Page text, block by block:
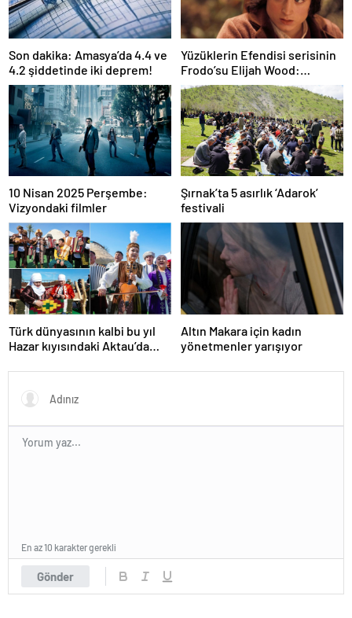
Son dakika: Amasya’da 4.4 ve
4.2 şiddetinde iki deprem!
Yüzüklerin Efendisi serisinin
Frodo’su Elijah Wood:
Filmlerde yüksek paralar
kazanmadım
10 Nisan 2025 Perşembe:
Vizyondaki filmler
Şırnak’ta 5 asırlık ‘Adarok’
festivali
Türk dünyasının kalbi bu yıl
Hazar kıyısındaki Aktau’da
Altın Makara için kadın
yönetmenler yarışıyor
Gönder
En az 10 karakter gerekli